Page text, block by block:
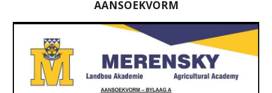
AANSOEKVORM